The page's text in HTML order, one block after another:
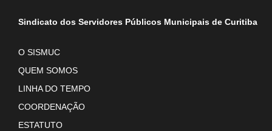
Sindicato dos Servidores Públicos Municipais de Curitiba
O SISMUC
QUEM SOMOS
LINHA DO TEMPO
COORDENAÇÃO
ESTATUTO